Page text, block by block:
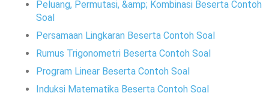
Peluang, Permutasi, &amp; Kombinasi Beserta Contoh
Soal
Persamaan Lingkaran Beserta Contoh Soal
Rumus Trigonometri Beserta Contoh Soal
Program Linear Beserta Contoh Soal
Induksi Matematika Beserta Contoh Soal